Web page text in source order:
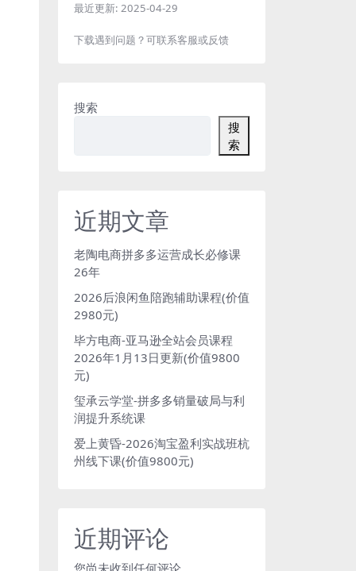
最近更新: 2025-04-29
下载遇到问题？可联系客服或反馈
搜索
搜
索
近期文章
老陶电商拼多多运营成长必修课
26年
2026后浪闲鱼陪跑辅助课程(价值
2980元)
毕方电商-亚马逊全站会员课程
2026年1月13日更新(价值9800
元)
玺承云学堂-拼多多销量破局与利
润提升系统课
爱上黄昏-2026淘宝盈利实战班杭
州线下课(价值9800元)
近期评论
您尚未收到任何评论。